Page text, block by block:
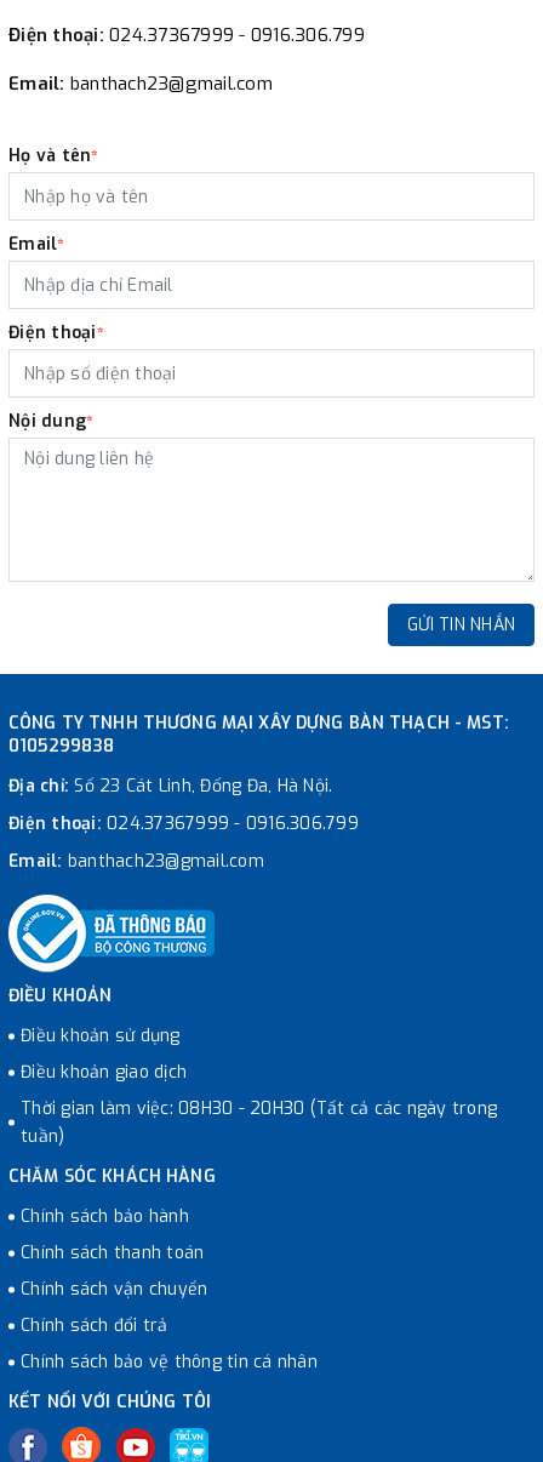
Điện thoại: 024.37367999 - 0916.306.799
Email: banthach23@gmail.com
Họ và tên*
Email*
Điện thoại*
Nội dung*
GỬI TIN NHẮN
CÔNG TY TNHH THƯƠNG MẠI XÂY DỰNG BÀN THẠCH - MST:
0105299838
Địa chỉ:Số 23 Cát Linh, Đống Đa, Hà Nội.
Điện thoại: 024.37367999 - 0916.306.799
Email: banthach23@gmail.com
ĐIỀU KHOẢN
Điều khoản sử dụng
Điều khoản giao dịch
Thời gian làm việc: 08H30 - 20H30 (Tất cả các ngày trong
tuần)
CHĂM SÓC KHÁCH HÀNG
Chính sách bảo hành
Chính sách thanh toán
Chính sách vận chuyển
Chính sách đổi trả
Chính sách bảo vệ thông tin cá nhân
KẾT NỐI VỚI CHÚNG TÔI